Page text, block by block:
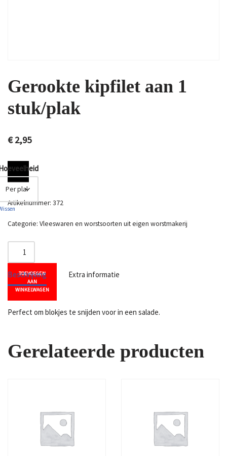
Gerookte kipfilet aan 1
stuk/plak
€2,95
TOEVOEGEN
AAN
WINKELWAGEN
Artikelnummer: 372
Categorie: Vleeswaren en worstsoorten uit eigen worstmakerij
Beschrijving Extra informatie
Perfect om blokjes te snijden voor in een salade.
Gerelateerde producten